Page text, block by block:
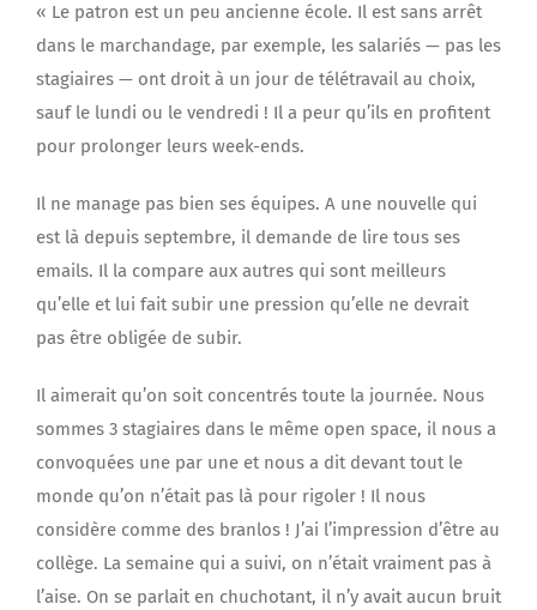
« Le patron est un peu ancienne école. Il est sans arrêt
dans le marchandage, par exemple, les salariés — pas les
stagiaires — ont droit à un jour de télétravail au choix,
sauf le lundi ou le vendredi ! Il a peur qu’ils en profitent
pour prolonger leurs week-ends.
Il ne manage pas bien ses équipes. A une nouvelle qui
est là depuis septembre, il demande de lire tous ses
emails. Il la compare aux autres qui sont meilleurs
qu’elle et lui fait subir une pression qu’elle ne devrait
pas être obligée de subir.
Il aimerait qu’on soit concentrés toute la journée. Nous
sommes 3 stagiaires dans le même open space, il nous a
convoquées une par une et nous a dit devant tout le
monde qu’on n’était pas là pour rigoler ! Il nous
considère comme des branlos ! J’ai l’impression d’être au
collège. La semaine qui a suivi, on n’était vraiment pas à
l’aise. On se parlait en chuchotant, il n’y avait aucun bruit